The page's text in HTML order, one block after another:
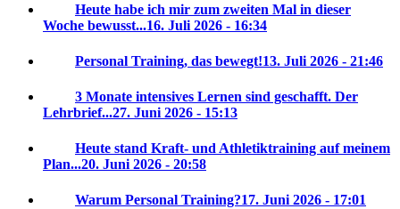
Heute habe ich mir zum zweiten Mal in dieser
Woche bewusst...16. Juli 2026 - 16:34
Personal Training, das bewegt!13. Juli 2026 - 21:46
3 Monate intensives Lernen sind geschafft. Der
Lehrbrief...27. Juni 2026 - 15:13
Heute stand Kraft- und Athletiktraining auf meinem
Plan...20. Juni 2026 - 20:58
Warum Personal Training?17. Juni 2026 - 17:01